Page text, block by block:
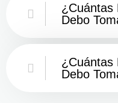
¿Cuántas
Debo
¿Cuántas
Debo